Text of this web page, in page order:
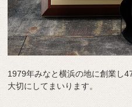
1979年みなと横浜の地に創業し
大切にしてまいります。